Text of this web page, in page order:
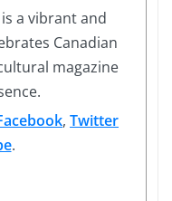
a vibrant and
Canadian
magazine
, Twitter
.